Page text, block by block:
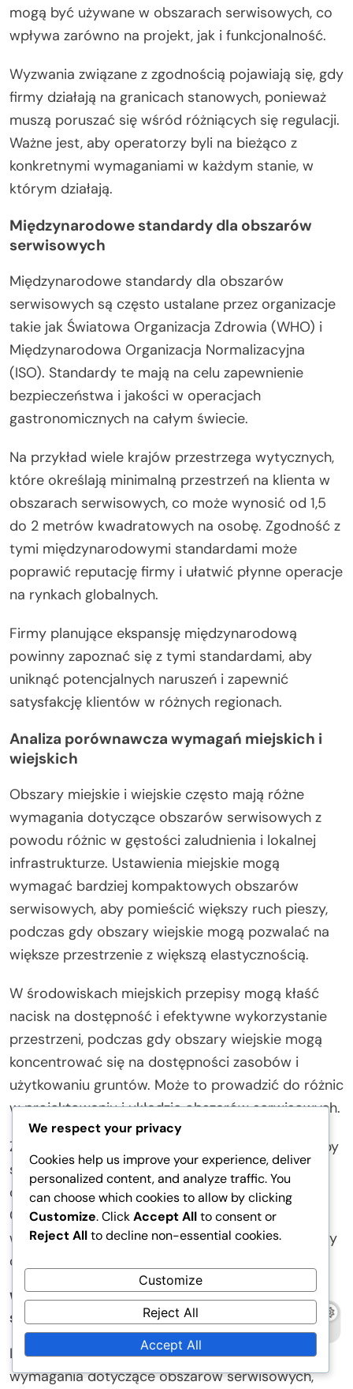
mogą być używane w obszarach serwisowych, co
wpływa zarówno na projekt, jak i funkcjonalność.
Wyzwania związane z zgodnością pojawiają się, gdy
firmy działają na granicach stanowych, ponieważ
muszą poruszać się wśród różniących się regulacji.
Ważne jest, aby operatorzy byli na bieżąco z
konkretnymi wymaganiami w każdym stanie, w
którym działają.
Międzynarodowe standardy dla obszarów
serwisowych
Międzynarodowe standardy dla obszarów
serwisowych są często ustalane przez organizacje
takie jak Światowa Organizacja Zdrowia (WHO) i
Międzynarodowa Organizacja Normalizacyjna
(ISO). Standardy te mają na celu zapewnienie
bezpieczeństwa i jakości w operacjach
gastronomicznych na całym świecie.
Na przykład wiele krajów przestrzega wytycznych,
które określają minimalną przestrzeń na klienta w
obszarach serwisowych, co może wynosić od 1,5
do 2 metrów kwadratowych na osobę. Zgodność z
tymi międzynarodowymi standardami może
poprawić reputację firmy i ułatwić płynne operacje
na rynkach globalnych.
Firmy planujące ekspansję międzynarodową
powinny zapoznać się z tymi standardami, aby
uniknąć potencjalnych naruszeń i zapewnić
satysfakcję klientów w różnych regionach.
Analiza porównawcza wymagań miejskich i
wiejskich
Obszary miejskie i wiejskie często mają różne
wymagania dotyczące obszarów serwisowych z
powodu różnic w gęstości zaludnienia i lokalnej
infrastrukturze. Ustawienia miejskie mogą
wymagać bardziej kompaktowych obszarów
serwisowych, aby pomieścić większy ruch pieszy,
podczas gdy obszary wiejskie mogą pozwalać na
większe przestrzenie z większą elastycznością.
W środowiskach miejskich przepisy mogą kłaść
nacisk na dostępność i efektywne wykorzystanie
przestrzeni, podczas gdy obszary wiejskie mogą
koncentrować się na dostępności zasobów i
użytkowaniu gruntów. Może to prowadzić do różnic
w projektowaniu i układzie obszarów serwisowych.
Zrozumienie tych różnic jest kluczowe dla firm, aby
skutecznie planować swoją działalność i spełniać
oczekiwania swoich docelowych rynków.
Operatorzy powinni ocenić lokalną demografię i
wzorce ruchu, aby zoptymalizować swoje projekty
obszarów serwisowych.
Wpływ lokalnych przepisów na obszary
serwisowe
Lokalne przepisy mogą znacząco wpływać na
wymagania dotyczące obszarów serwisowych,
We respect your privacy
Cookies help us improve your experience, deliver
personalized content, and analyze traffic. You
can choose which cookies to allow by clicking
Customize. ClickAccept Allto consent or
Reject Allto decline non-essential cookies.
Customize
Reject All
Accept All